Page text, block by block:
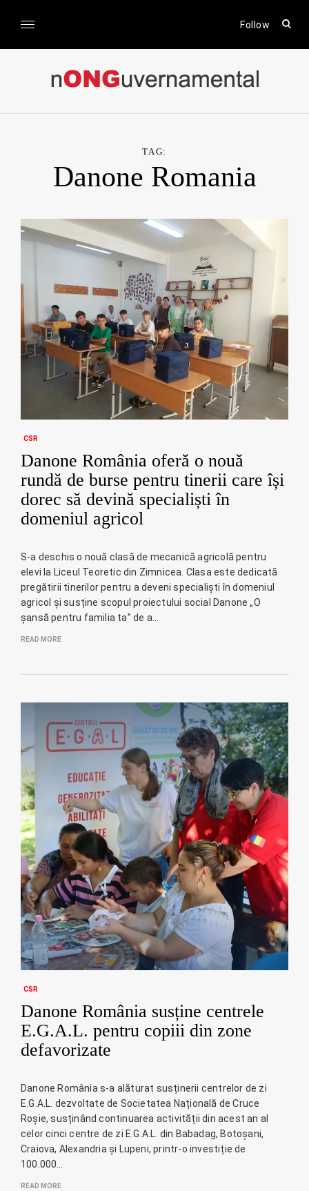
Follow
open
form
nONGuvernamental
TAG:
Danone Romania
CSR
Danone România oferă o nouă
rundă de burse pentru tinerii care își
dorec să devină specialiști în
domeniul agricol
S-a deschis o nouă clasă de mecanică agricolă pentru
elevi la Liceul Teoretic din Zimnicea. Clasa este dedicată
pregătirii tinerilor pentru a deveni specialiști în domeniul
agricol și susține scopul proiectului social Danone „O
șansă pentru familia ta” de a…
READ MORE
CSR
Danone România susține centrele
E.G.A.L. pentru copiii din zone
defavorizate
Danone România s-a alăturat susținerii centrelor de zi
E.G.A.L. dezvoltate de Societatea Națională de Cruce
Roșie, susținând continuarea activității din acest an al
celor cinci centre de zi E.G.A.L. din Babadag, Botoșani,
Craiova, Alexandria și Lupeni, printr-o investiție de
100.000…
READ MORE